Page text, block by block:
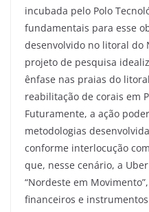
incubada pelo Polo
fundamentais para esse
desenvolvido no litoral do
projeto de pesquisa
ênfase nas praias do
reabilitação de corais em
Futuramente, a ação
metodologias
conforme interlocução
que, nesse cenário, a
“Nordeste em
financeiros e